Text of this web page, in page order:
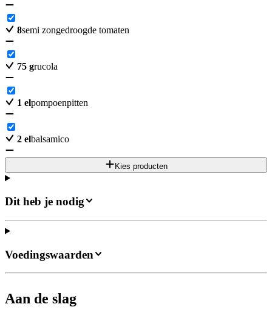
8semi zongedroogde tomaten
75 grucola
1 elpompoenpitten
2 elbalsamico
Kies producten
Dit heb je nodig
Aan de slag
Voedingswaarden